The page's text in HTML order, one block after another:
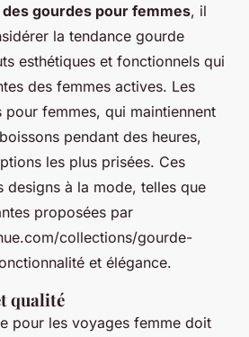
gourdes pour femmes, il
la tendance gourde
esthétiques et fonctionnels qui
des femmes actives. Les
pour femmes, qui maintiennent
pendant des heures,
les plus prisées. Ces
designs à la mode, telles que
proposées par
collections/gourde-
et élégance.
qualité
pour les voyages femme doit